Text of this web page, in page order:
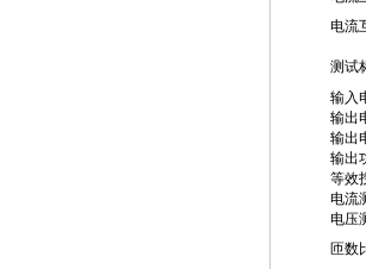
电流
测试
输入
输出
输出
输出
等效
电流
电压
匝数